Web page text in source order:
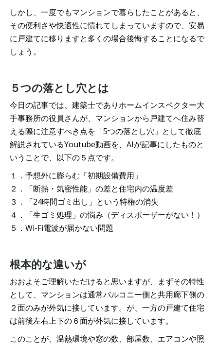
しかし、一度でもマンションで暮らしたことがあると、
その便利さや快適性に慣れてしまっていますので、安易
に戸建てに移りますと多くの場合後悔することになるで
しょう。
５つの落とし穴とは
今日の記事では、建築士でありホームインスペクター大
手事務所の役員さんが、マンションから戸建てへ住み替
える際に注意すべき点を「5つの落とし穴」として徹底
解説されているYoutube動画を、AIが記事にしたものと
いうことで、以下の５点です。
１．予想外に膨らむ「初期設備費用」
２．「断熱・気密性能」の差と住宅内の温度差
３．「24時間ゴミ出し」という特権の消失
４．「生ゴミ処理」の悩み（ディスポーザーがない！）
５．Wi-Fi電波が届かない問題
根本的な違いが
おおよそご理解いただけると思いますが、まずその特性
として、マンションは通常バルコニー側と共用廊下側の
２面のみが外気に接しています。が、一方の戸建て住宅
は前後左右上下の６面が外気に接しています。
このことが、温熱環境や窓の数、部屋数、エアコンや照